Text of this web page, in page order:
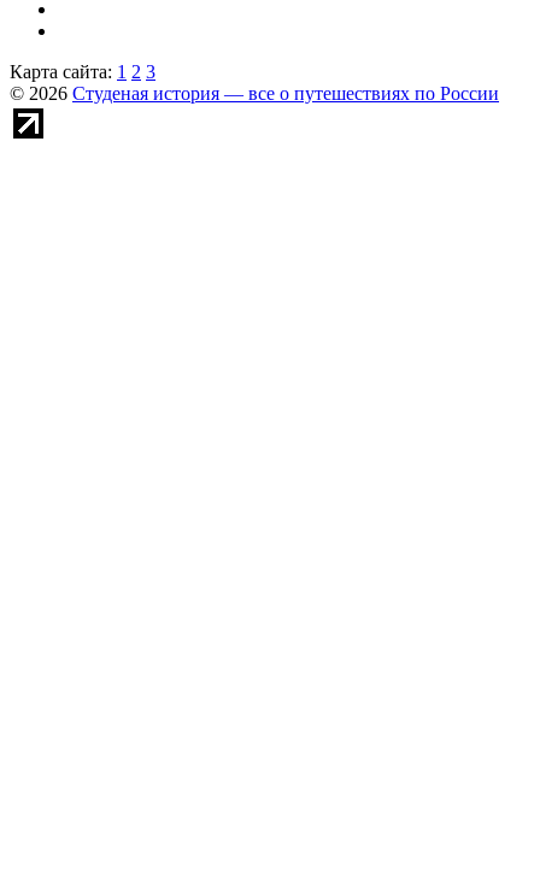
Карта сайта: 1 2 3
© 2026 Студеная история — все о путешествиях по России